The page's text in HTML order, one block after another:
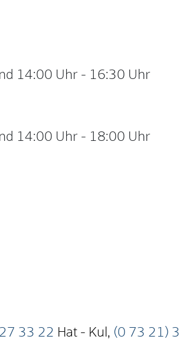
14:00 Uhr - 16:30 Uhr
14:00 Uhr - 18:00 Uhr
27 33 22 Hat - Kul , (0 73 21) 3